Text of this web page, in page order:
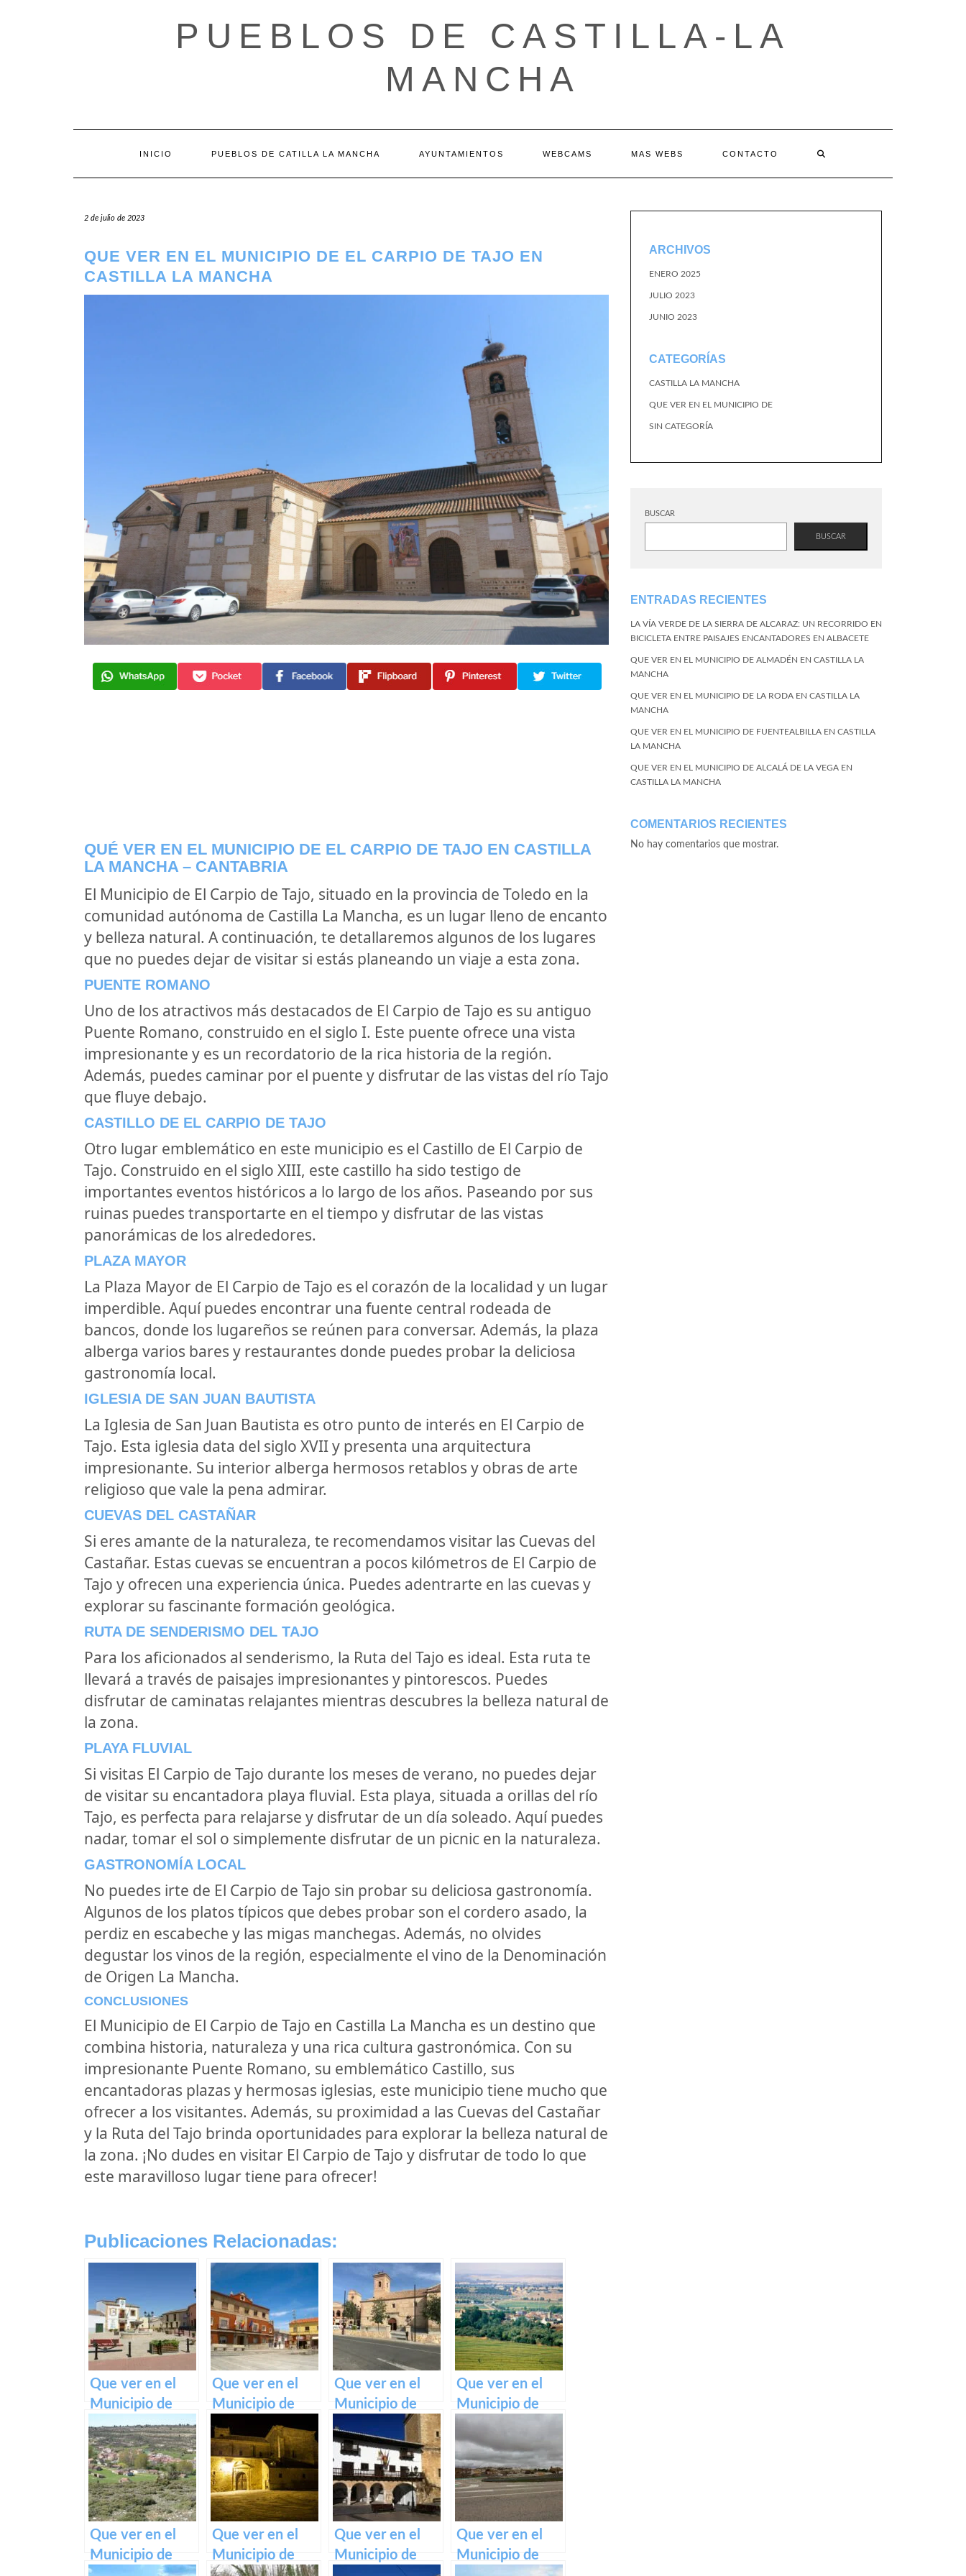
PUEBLOS DE CASTILLA-LA
MANCHA
INICIO PUEBLOS DE CATILLA LA MANCHA AYUNTAMIENTOS WEBCAMS MAS WEBS CONTACTO
2 de julio de 2023
QUE VER EN EL MUNICIPIO DE EL CARPIO DE TAJO EN
CASTILLA LA MANCHA
QUÉ VER EN EL MUNICIPIO DE EL CARPIO DE TAJO EN CASTILLA
LA MANCHA – CANTABRIA
El Municipio de El Carpio de Tajo, situado en la provincia de Toledo en la
comunidad autónoma de Castilla La Mancha, es un lugar lleno de encanto
y belleza natural. A continuación, te detallaremos algunos de los lugares
que no puedes dejar de visitar si estás planeando un viaje a esta zona.
PUENTE ROMANO
Uno de los atractivos más destacados de El Carpio de Tajo es su antiguo
Puente Romano, construido en el siglo I. Este puente ofrece una vista
impresionante y es un recordatorio de la rica historia de la región.
Además, puedes caminar por el puente y disfrutar de las vistas del río Tajo
que fluye debajo.
CASTILLO DE EL CARPIO DE TAJO
Otro lugar emblemático en este municipio es el Castillo de El Carpio de
Tajo. Construido en el siglo XIII, este castillo ha sido testigo de
importantes eventos históricos a lo largo de los años. Paseando por sus
ruinas puedes transportarte en el tiempo y disfrutar de las vistas
panorámicas de los alrededores.
PLAZA MAYOR
La Plaza Mayor de El Carpio de Tajo es el corazón de la localidad y un lugar
imperdible. Aquí puedes encontrar una fuente central rodeada de
bancos, donde los lugareños se reúnen para conversar. Además, la plaza
alberga varios bares y restaurantes donde puedes probar la deliciosa
gastronomía local.
IGLESIA DE SAN JUAN BAUTISTA
La Iglesia de San Juan Bautista es otro punto de interés en El Carpio de
Tajo. Esta iglesia data del siglo XVII y presenta una arquitectura
impresionante. Su interior alberga hermosos retablos y obras de arte
religioso que vale la pena admirar.
CUEVAS DEL CASTAÑAR
Si eres amante de la naturaleza, te recomendamos visitar las Cuevas del
Castañar. Estas cuevas se encuentran a pocos kilómetros de El Carpio de
Tajo y ofrecen una experiencia única. Puedes adentrarte en las cuevas y
explorar su fascinante formación geológica.
RUTA DE SENDERISMO DEL TAJO
Para los aficionados al senderismo, la Ruta del Tajo es ideal. Esta ruta te
llevará a través de paisajes impresionantes y pintorescos. Puedes
disfrutar de caminatas relajantes mientras descubres la belleza natural de
la zona.
PLAYA FLUVIAL
Si visitas El Carpio de Tajo durante los meses de verano, no puedes dejar
de visitar su encantadora playa fluvial. Esta playa, situada a orillas del río
Tajo, es perfecta para relajarse y disfrutar de un día soleado. Aquí puedes
nadar, tomar el sol o simplemente disfrutar de un picnic en la naturaleza.
GASTRONOMÍA LOCAL
No puedes irte de El Carpio de Tajo sin probar su deliciosa gastronomía.
Algunos de los platos típicos que debes probar son el cordero asado, la
perdiz en escabeche y las migas manchegas. Además, no olvides
degustar los vinos de la región, especialmente el vino de la Denominación
de Origen La Mancha.
CONCLUSIONES
El Municipio de El Carpio de Tajo en Castilla La Mancha es un destino que
combina historia, naturaleza y una rica cultura gastronómica. Con su
impresionante Puente Romano, su emblemático Castillo, sus
encantadoras plazas y hermosas iglesias, este municipio tiene mucho que
ofrecer a los visitantes. Además, su proximidad a las Cuevas del Castañar
y la Ruta del Tajo brinda oportunidades para explorar la belleza natural de
la zona. ¡No dudes en visitar El Carpio de Tajo y disfrutar de todo lo que
este maravilloso lugar tiene para ofrecer!
Publicaciones Relacionadas:
Que ver en el
Municipio de
Alcolea de Tajo
en Castilla La
Mancha
Que ver en el
Municipio de
Añover de Tajo
en Castilla La
Mancha
Que ver en el
Municipio de
Albarreal de Tajo
en Castilla La
Mancha
Que ver en el
Municipio de
Malpica de Tajo
en Castilla La
Mancha
Que ver en el
Municipio de
Que ver en el
Municipio de
Que ver en el
Municipio de
Que ver en el
Municipio de
ARCHIVOS
ENERO 2025
JULIO 2023
JUNIO 2023
CATEGORÍAS
CASTILLA LA MANCHA
QUE VER EN EL MUNICIPIO DE
SIN CATEGORÍA
BUSCAR
BUSCAR
ENTRADAS RECIENTES
LA VÍA VERDE DE LA SIERRA DE ALCARAZ: UN RECORRIDO EN
BICICLETA ENTRE PAISAJES ENCANTADORES EN ALBACETE
QUE VER EN EL MUNICIPIO DE ALMADÉN EN CASTILLA LA
MANCHA
QUE VER EN EL MUNICIPIO DE LA RODA EN CASTILLA LA
MANCHA
QUE VER EN EL MUNICIPIO DE FUENTEALBILLA EN CASTILLA
LA MANCHA
QUE VER EN EL MUNICIPIO DE ALCALÁ DE LA VEGA EN
CASTILLA LA MANCHA
COMENTARIOS RECIENTES
No hay comentarios que mostrar.